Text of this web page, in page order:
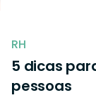
RH
5 dicas
pessoas